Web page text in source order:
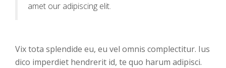
amet our adipiscing elit.
Vix tota splendide eu, eu vel omnis complectitur. Ius
dico imperdiet hendrerit id, te quo harum adipisci.